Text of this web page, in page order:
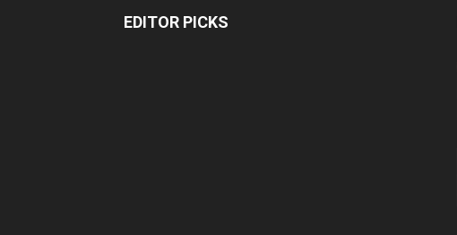
EDITOR PICKS